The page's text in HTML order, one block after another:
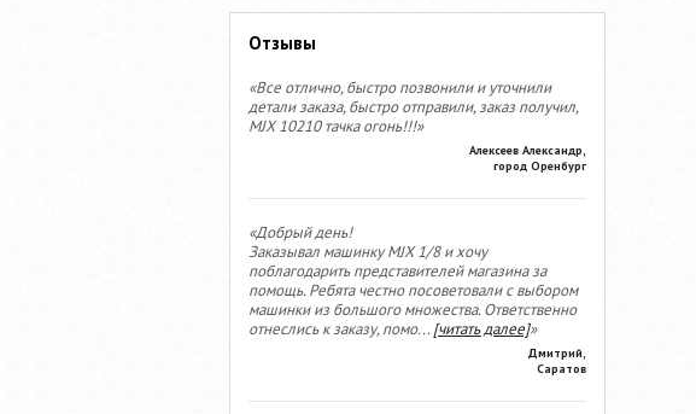
Отзывы
«Все отлично, быстро позвонили и уточнили
детали заказа, быстро отправили, заказ получил,
MJX 10210 тачка огонь!!!»
Алексеев Александр,
город Оренбург
«Добрый день!
Заказывал машинку MJX 1/8 и хочу
поблагодарить представителей магазина за
помощь. Ребята честно посоветовали с выбором
машинки из большого множества. Ответственно
отнеслись к заказу, помо...[читать далее]»
Дмитрий,
Саратов